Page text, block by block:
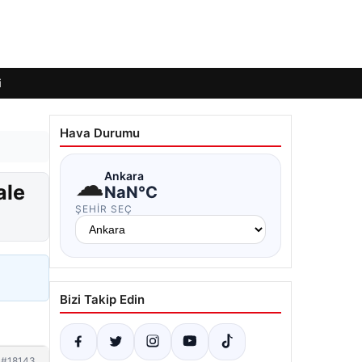
Hava Durumu
☁Ankara
NaN°C
ŞEHIR SEÇ
Bizi Takip Edin